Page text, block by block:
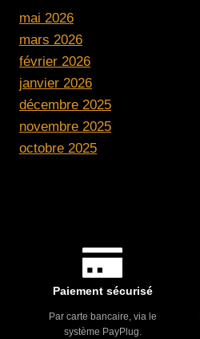
mai 2026
mars 2026
février 2026
janvier 2026
décembre 2025
novembre 2025
octobre 2025
Paiement sécurisé
Par carte bancaire, via le
système PayPlug.